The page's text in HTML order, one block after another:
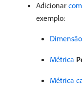
Adicionar
exemplo:
Dimensão
Métrica
Métrica